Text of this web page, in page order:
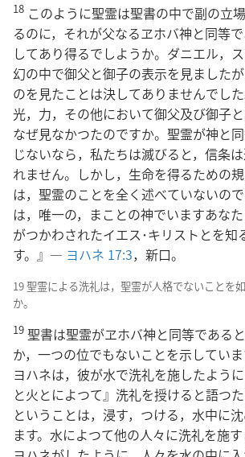
18 このように聖霊は聖書の中で副の立
るのに，それが父なるヱホバ神と同等
してあり得るでしようか。ダニエル，
幻の中で御父と御子の表示を見ました
のを見たことは決してありませんでし
光，力，その他において御父及び御子と
なぜ見なかつたのですか。聖霊が神と
じないなら，私たちは滅びると，信条
れません。しかし，生命を得るための
は，聖霊のことを全く述べていないの
は，唯一の，まことの神でいますあな
がつかわされたイエス･キリストとを知
す。』― ヨハネ 17:3，新口。
19 聖霊による洗礼は，聖霊が人格でないことを
か。
19 聖書は聖霊がヱホバ神と同等である
か，一つの位でもないことを示してい
ヨハネは，彼が水で洗礼を施したよう
と火とによつて』洗礼を授けると語つ
ということは，浸す，つける，水中に
ます。水によつて他の人々に洗礼を施す